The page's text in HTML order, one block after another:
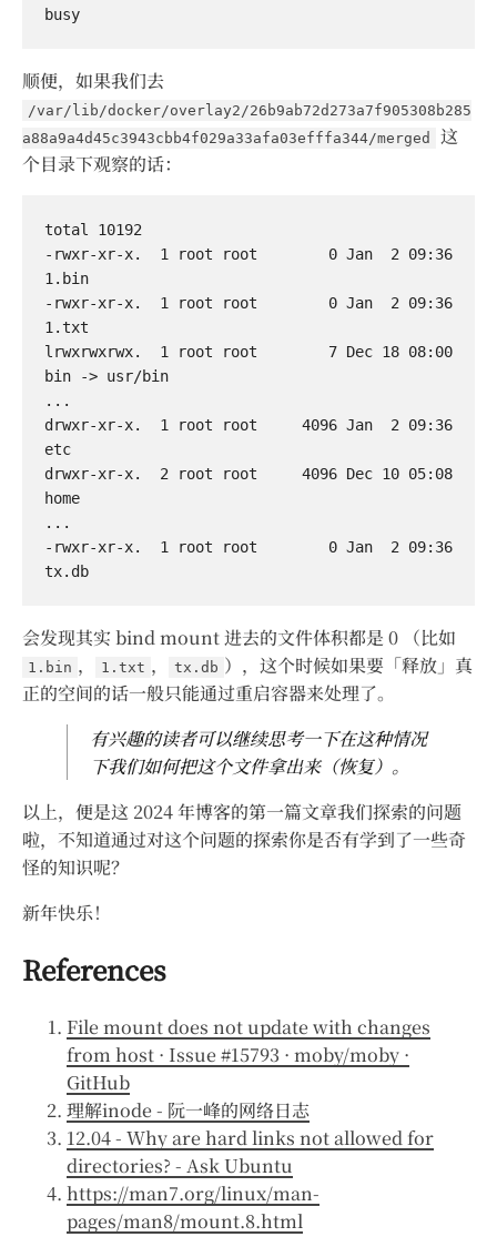
顺便，如果我们去
/var/lib/docker/overlay2/26b9ab72d273a7f905308b285
a88a9a4d45c3943cbb4f029a33afa03efffa344/merged
这
个目录下观察的话：
total 10192
-rwxr-xr-x.  1 root root        0 Jan  2 09:36
1.bin
-rwxr-xr-x.  1 root root        0 Jan  2 09:36
1.txt
lrwxrwxrwx.  1 root root        7 Dec 18 08:00
bin -> usr/bin
...
drwxr-xr-x.  1 root root     4096 Jan  2 09:36
etc
drwxr-xr-x.  2 root root     4096 Dec 10 05:08
home
...
-rwxr-xr-x.  1 root root        0 Jan  2 09:36
会发现其实 bind mount 进去的文件体积都是 0 （比如
1.bin ， 1.txt ， tx.db ），这个时候如果要「释放」真
正的空间的话一般只能通过重启容器来处理了。
有兴趣的读者可以继续思考一下在这种情况
下我们如何把这个文件拿出来（恢复）。
以上，便是这 2024 年博客的第一篇文章我们探索的问题
啦，不知道通过对这个问题的探索你是否有学到了一些奇
怪的知识呢？
新年快乐！
References
File mount does not update with changes
from host · Issue #15793 · moby/moby ·
GitHub
理解inode - 阮一峰的网络日志
12.04 - Why are hard links not allowed for
directories? - Ask Ubuntu
https://man7.org/linux/man-
pages/man8/mount.8.html